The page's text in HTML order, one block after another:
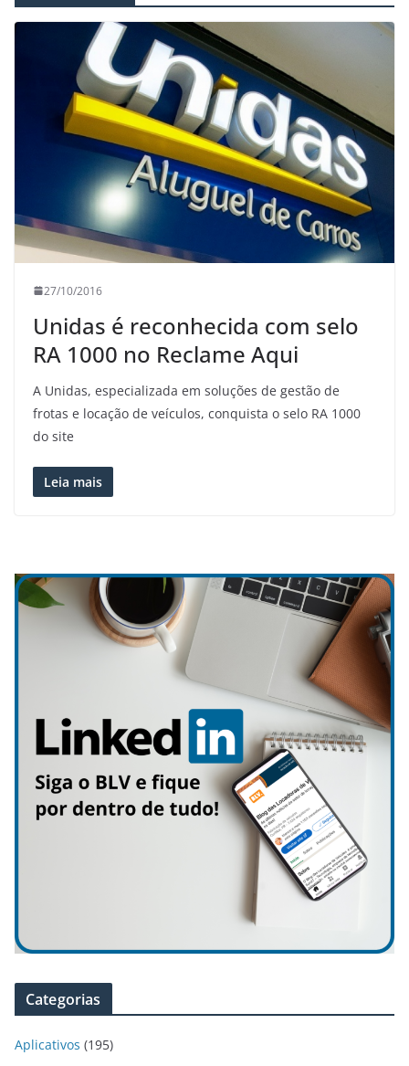
27/10/2016
Unidas é reconhecida com selo
RA 1000 no Reclame Aqui
A Unidas, especializada em soluções de gestão de
frotas e locação de veículos, conquista o selo RA 1000
do site
Leia mais
Categorias
Aplicativos (195)